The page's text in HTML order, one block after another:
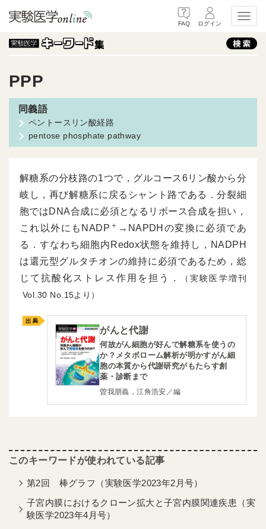
FAQ ログイン
PPP
ペントースリン酸経路
pentose phosphate pathway
解糖系の分枝路の1つで，グルコース6リン酸から分
岐し，再び解糖系に戻るシャント路である．分裂細
胞ではDNA合成に必須となるリボース合成を担い，
これ以外にもNADP ＋ →NAPDHの変換に必須であ
る．すなわち細胞内Redox状態を維持し，NADPH
は還元型グルタチオンの維持に必須であるため，総
じて抗酸化ストレス作用を担う．
（実験医学増刊
30
15より）
がんと代謝
何故がん細胞が好んで解糖系を使うの
か？メタボローム解析が明かすがん細
胞の本質から代謝研究がもたらす創
薬・診断まで
曽我朋義，江角浩安／編
第2回 棒グラフ（実験医学2023年2月号）
子宮内膜におけるクローン拡大と子宮内膜関連疾患（実
験医学2023年4月号）